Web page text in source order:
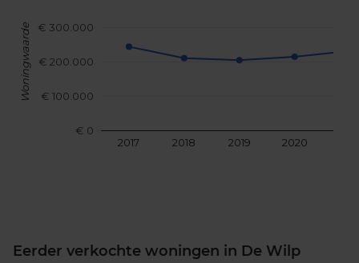
2017 2018 2019 2020
€ 0
€ 100.000
€ 200.000
€ 300.000
Woningwaarde
Eerder verkochte woningen in De Wilp